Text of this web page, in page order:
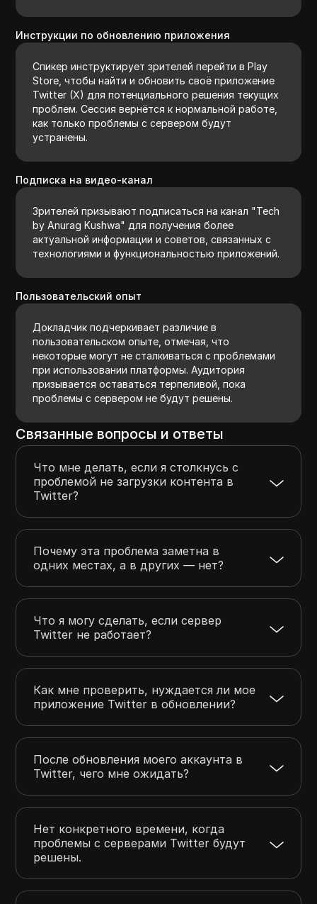
Инструкции по обновлению приложения
Спикер инструктирует зрителей перейти в Play
Store, чтобы найти и обновить своё приложение
Twitter (X) для потенциального решения текущих
проблем. Сессия вернётся к нормальной работе,
как только проблемы с сервером будут
устранены.
Подписка на видео-канал
Зрителей призывают подписаться на канал "Tech
by Anurag Kushwa" для получения более
актуальной информации и советов, связанных с
технологиями и функциональностью приложений.
Пользовательский опыт
Докладчик подчеркивает различие в
пользовательском опыте, отмечая, что
некоторые могут не сталкиваться с проблемами
при использовании платформы. Аудитория
призывается оставаться терпеливой, пока
проблемы с сервером не будут решены.
Связанные вопросы и ответы
Что мне делать, если я столкнусь с
проблемой не загрузки контента в
Twitter?
Почему эта проблема заметна в
одних местах, а в других — нет?
Что я могу сделать, если сервер
Twitter не работает?
Как мне проверить, нуждается ли мое
приложение Twitter в обновлении?
После обновления моего аккаунта в
Twitter, чего мне ожидать?
Нет конкретного времени, когда
проблемы с серверами Twitter будут
решены.